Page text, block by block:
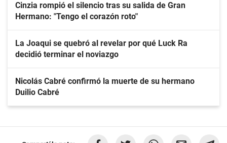
Cinzia rompió el silencio tras su salida de Gran
Hermano: "Tengo el corazón roto"
La Joaqui se quebró al revelar por qué Luck Ra
decidió terminar el noviazgo
Nicolás Cabré confirmó la muerte de su hermano
Duilio Cabré